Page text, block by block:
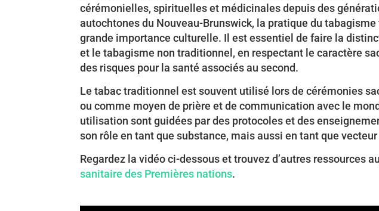
cérémonielles, spirituelles et médicinales depuis des
autochtones du Nouveau-Brunswick, la pratique du
grande importance culturelle. Il est essentiel de faire la
et le tabagisme non traditionnel, en respectant le caractère
des risques pour la santé associés au second.
Le tabac traditionnel est souvent utilisé lors de cérémonies
ou comme moyen de prière et de communication avec le
utilisation sont guidées par des protocoles et des
son rôle en tant que substance, mais aussi en tant que
Regardez la vidéo ci-dessous et trouvez d’autres ressources
sanitaire des Premières nations.